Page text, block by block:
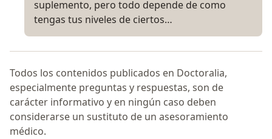
suplemento, pero todo depende de como
tengas tus niveles de ciertos…
Todos los contenidos publicados en Doctoralia,
especialmente preguntas y respuestas, son de
carácter informativo y en ningún caso deben
considerarse un sustituto de un asesoramiento
médico.